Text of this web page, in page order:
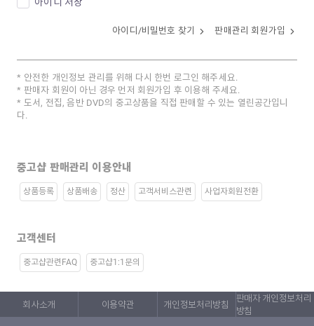
아이디/비밀번호 찾기 판매관리 회원가입
안전한 개인정보 관리를 위해 다시 한번 로그인 해주세요.
판매자 회원이 아닌 경우 먼저 회원가입 후 이용해 주세요.
도서, 전집, 음반 DVD의 중고상품을 직접 판매할 수 있는 열린공간입니
다.
중고샵 판매관리 이용안내
상품등록 상품배송 정산 고객서비스관련 사업자회원전환
고객센터
중고샵관련FAQ 중고샵1:1문의
회사소개 이용약관 개인정보처리방침
판매자 개인정보처리
방침